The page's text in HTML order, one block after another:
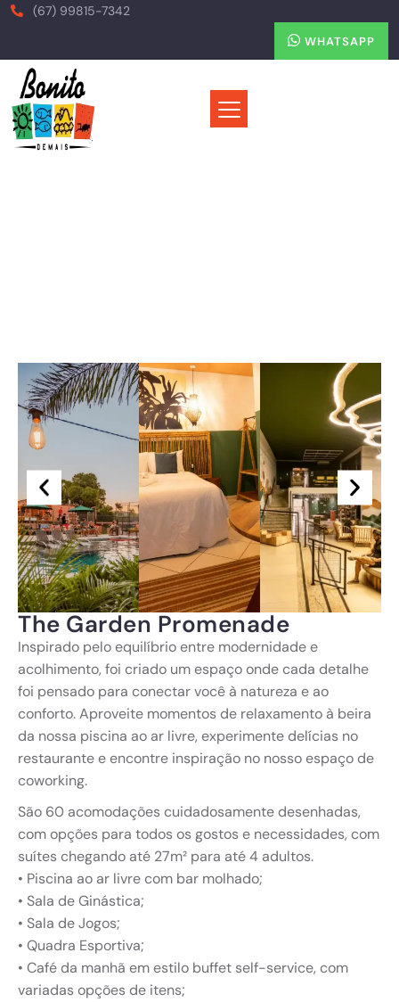
(67) 99815-7342
WHATSAPP
The Garden Promenade
Inspirado pelo equilíbrio entre modernidade e
acolhimento, foi criado um espaço onde cada detalhe
foi pensado para conectar você à natureza e ao
conforto. Aproveite momentos de relaxamento à beira
da nossa piscina ao ar livre, experimente delícias no
restaurante e encontre inspiração no nosso espaço de
coworking.
São 60 acomodações cuidadosamente desenhadas,
com opções para todos os gostos e necessidades, com
suítes chegando até 27m² para até 4 adultos.
•⁠ ⁠Piscina ao ar livre com bar molhado;
•⁠ ⁠Sala de Ginástica;
•⁠ ⁠Sala de Jogos;
•⁠ ⁠Quadra Esportiva;
•⁠ ⁠Café da manhã em estilo buffet self-service, com
variadas opções de itens;